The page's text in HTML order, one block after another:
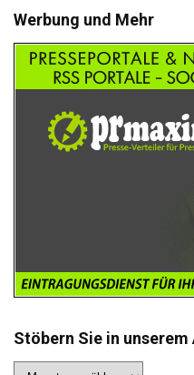
Werbung und Mehr
Stöbern Sie in unserem